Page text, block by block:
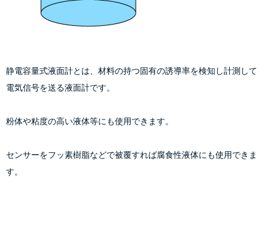
静電容量式液面計とは、材料の持つ固有の誘導率を検知し計測して
電気信号を送る液面計です。
粉体や粘度の高い液体等にも使用できます。
センサーをフッ素樹脂などで被覆すれば腐食性液体にも使用できま
す。